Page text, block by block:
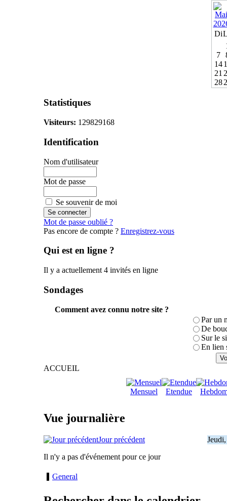
Di
7
14
21
28
Statistiques
Visiteurs: 129829168
Identification
Nom d'utilisateur
Mot de passe
Se souvenir de moi
Mot de passe oublié ?
Pas encore de compte ? Enregistrez-vous
Qui est en ligne ?
Il y a actuellement 4 invités en ligne
Sondages
Comment avez connu notre site ?
Par un
De
Sur le
En lien
ACCUEIL
Mensuel Etendue
Vue journalière
Jour précédent
Il n'y a pas d'événement pour ce jour
General